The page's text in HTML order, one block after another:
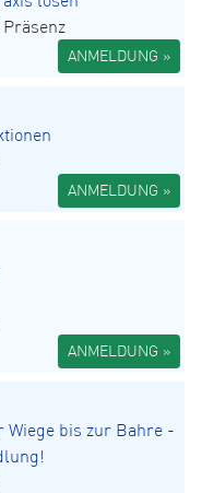
Präsenz
ANMELDUNG »
ANMELDUNG »
ANMELDUNG »
Wiege bis zur Bahre -